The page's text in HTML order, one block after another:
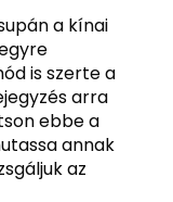
a kínai
is szerte a
arra
ebbe a
annak
az